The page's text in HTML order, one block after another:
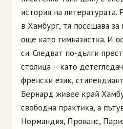
история на литературата.
в Хамбург, тя посещава
още като гимназистка. И
си. Следват по-дълги
столица – като
френски език,
Бернард живее край
свободна практика, а
Нормандия, Прованс,